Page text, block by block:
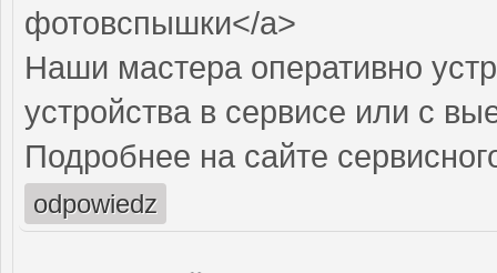
фотовспышки</a>
Наши мастера оперативно
устройства в сервисе или с
Подробнее на сайте
odpowiedz